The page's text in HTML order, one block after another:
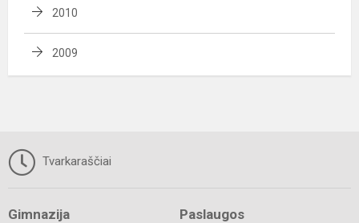
2010
2009
Tvarkaraščiai
Gimnazija Paslaugos